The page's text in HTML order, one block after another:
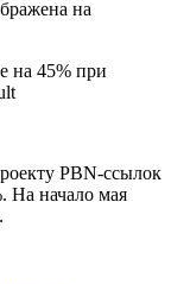
на
PBN-ссылок
На начало мая